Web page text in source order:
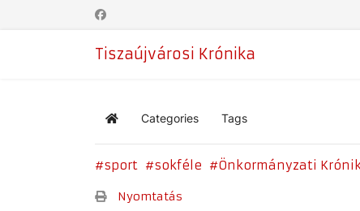
Tiszaújvárosi Krónika
Home Categories Tags
sport sokféle Önkormányzati
Nyomtatás